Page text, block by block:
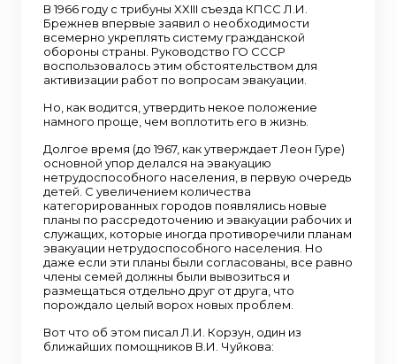
В 1966 году с трибуны XXIII съезда КПСС Л.И.
Брежнев впервые заявил о необходимости
всемерно укреплять систему гражданской
обороны страны. Руководство ГО СССР
воспользовалось этим обстоятельством для
активизации работ по вопросам эвакуации.
Но, как водится, утвердить некое положение
намного проще, чем воплотить его в жизнь.
Долгое время (до 1967, как утверждает Леон Гуре)
основной упор делался на эвакуацию
нетрудоспособного населения, в первую очередь
детей. С увеличением количества
категорированных городов появлялись новые
планы по рассредоточению и эвакуации рабочих и
служащих, которые иногда противоречили планам
эвакуации нетрудоспособного населения. Но
даже если эти планы были согласованы, все равно
члены семей должны были вывозиться и
размещаться отдельно друг от друга, что
порождало целый ворох новых проблем.
Вот что об этом писал Л.И. Корзун, один из
ближайших помощников В.И. Чуйкова: